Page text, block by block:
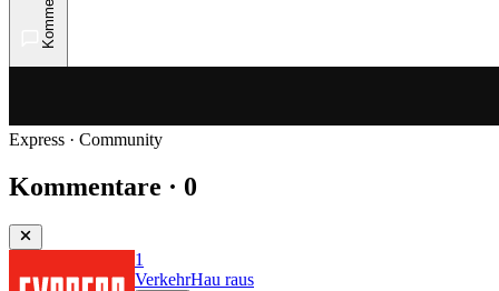
Express · Community
Kommentare · 0
1
VerkehrHau raus